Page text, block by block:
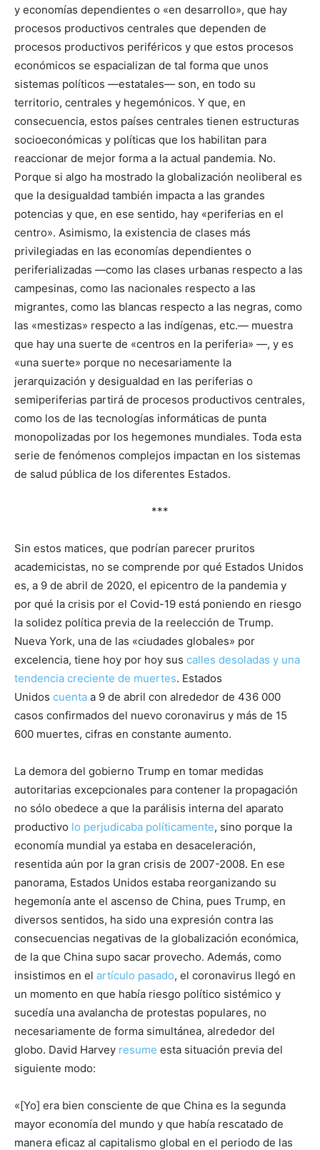
y economías dependientes o «en desarrollo», que hay
procesos productivos centrales que dependen de
procesos productivos periféricos y que estos procesos
económicos se espacializan de tal forma que unos
sistemas políticos —estatales— son, en todo su
territorio, centrales y hegemónicos. Y que, en
consecuencia, estos países centrales tienen estructuras
socioeconómicas y políticas que los habilitan para
reaccionar de mejor forma a la actual pandemia. No.
Porque si algo ha mostrado la globalización neoliberal es
que la desigualdad también impacta a las grandes
potencias y que, en ese sentido, hay «periferias en el
centro». Asimismo, la existencia de clases más
privilegiadas en las economías dependientes o
periferializadas —como las clases urbanas respecto a las
campesinas, como las nacionales respecto a las
migrantes, como las blancas respecto a las negras, como
las «mestizas» respecto a las indígenas, etc.— muestra
que hay una suerte de «centros en la periferia» —, y es
«una suerte» porque no necesariamente la
jerarquización y desigualdad en las periferias o
semiperiferias partirá de procesos productivos centrales,
como los de las tecnologías informáticas de punta
monopolizadas por los hegemones mundiales. Toda esta
serie de fenómenos complejos impactan en los sistemas
de salud pública de los diferentes Estados.
***
Sin estos matices, que podrían parecer pruritos
academicistas, no se comprende por qué Estados Unidos
es, a 9 de abril de 2020, el epicentro de la pandemia y
por qué la crisis por el Covid-19 está poniendo en riesgo
la solidez política previa de la reelección de Trump.
Nueva York, una de las «ciudades globales» por
excelencia, tiene hoy por hoy sus calles desoladas y una
tendencia creciente de muertes. Estados
Unidos cuenta a 9 de abril con alrededor de 436 000
casos confirmados del nuevo coronavirus y más de 15
600 muertes, cifras en constante aumento.
La demora del gobierno Trump en tomar medidas
autoritarias excepcionales para contener la propagación
no sólo obedece a que la parálisis interna del aparato
productivo lo perjudicaba políticamente, sino porque la
economía mundial ya estaba en desaceleración,
resentida aún por la gran crisis de 2007-2008. En ese
panorama, Estados Unidos estaba reorganizando su
hegemonía ante el ascenso de China, pues Trump, en
diversos sentidos, ha sido una expresión contra las
consecuencias negativas de la globalización económica,
de la que China supo sacar provecho. Además, como
insistimos en el artículo pasado, el coronavirus llegó en
un momento en que había riesgo político sistémico y
sucedía una avalancha de protestas populares, no
necesariamente de forma simultánea, alrededor del
globo. David Harvey resume esta situación previa del
siguiente modo:
«[Yo] era bien consciente de que China es la segunda
mayor economía del mundo y que había rescatado de
manera eficaz al capitalismo global en el periodo de las